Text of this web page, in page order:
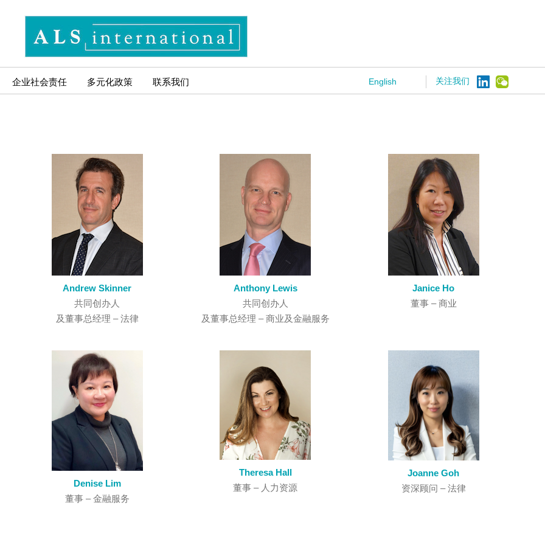
企业社会责任 多元化政策 联系我们 关注我们
English
Andrew Skinner
共同创办人
及董事总经理 – 法律
Anthony Lewis
共同创办人
及董事总经理 – 商业及金融服务
Janice Ho
董事 – 商业­
Denise Lim
董事 – ­金融服务
Theresa Hall
董事 – ­人力资源
Joanne Goh
资深顾问 – 法律